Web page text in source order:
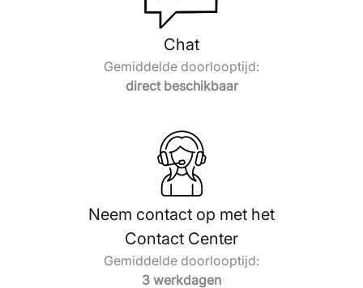
Chat
Gemiddelde doorlooptijd:
direct beschikbaar
Neem contact op met het
Contact Center
Gemiddelde doorlooptijd:
3 werkdagen